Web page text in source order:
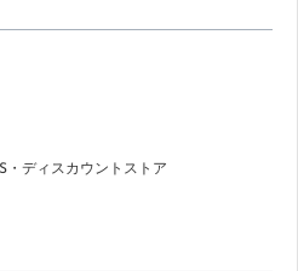
・ディスカウントストア